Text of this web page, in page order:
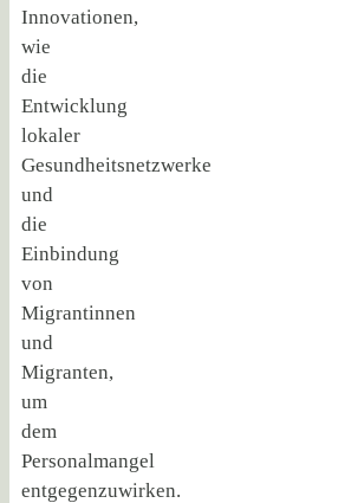
Innovationen,
wie
die
Entwicklung
lokaler
Gesundheitsnetzwerke
und
die
Einbindung
von
Migrantinnen
und
Migranten,
um
dem
Personalmangel
entgegenzuwirken.